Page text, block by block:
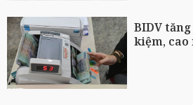
BIDV
kiệm, cao